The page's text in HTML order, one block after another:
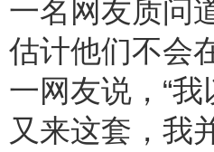
一名网友质问
估计他们不会
一网友说，“
又来这套，我